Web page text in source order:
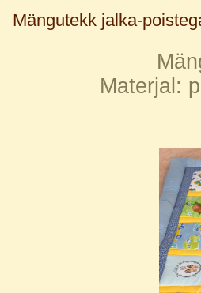
Mängutekk jalka-
Materjal: